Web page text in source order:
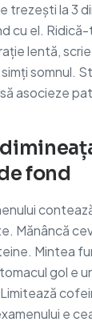
trezești la 3
cu el.
lentă,
simți somnul.
asocieze
fond
Mănâncă
Mintea
gol e
e